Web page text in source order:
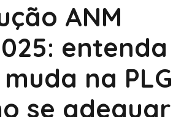
ANM
entenda
na PLG
se adequar